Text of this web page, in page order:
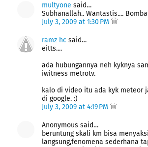
multyone said…
Subhanallah.. Wantastis....
July 3, 2009 at 1:30 PM
ramz hc said…
eitts....
ada hubungannya neh kyknya
iwitness metrotv.
kalo di video itu ada kyk meteor
di google. :)
July 3, 2009 at 4:19 PM
Anonymous said…
beruntung skali km bisa
langsung,fenomena sederhana